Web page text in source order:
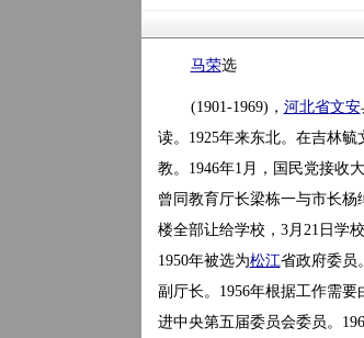
马荣选
(1901-1969)， 河北省文安
读。1925年来东北。在吉林
教。1946年1月，国民党接收
曾同教育厅长梁栋一与市长
楼全部让给学校，3月21日学
1950年被选为松江省政府委员
副厅长。1956年根据工作需
进中央第五届委员会委员。